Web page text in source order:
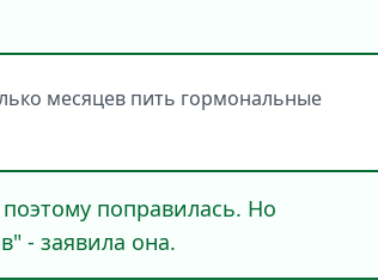
месяцев пить гормональные
поправилась. Но
- заявила она.